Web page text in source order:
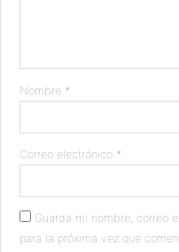
Nombre *
Correo electrónico *
Guarda mi nombre, correo
para la próxima vez que